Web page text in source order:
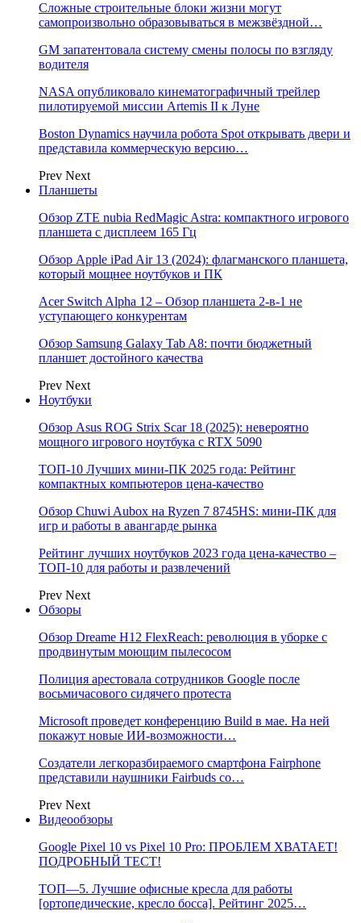
Сложные строительные блоки жизни могут
самопроизвольно образовываться в межзвёздной…
GM запатентовала систему смены полосы по взгляду
водителя
NASA опубликовало кинематографичный трейлер
пилотируемой миссии Artemis II к Луне
Boston Dynamics научила робота Spot открывать двери и
представила коммерческую версию…
Prev Next
Планшеты
Обзор ZTE nubia RedMagic Astra: компактного игрового
планшета с дисплеем 165 Гц
Обзор Apple iPad Air 13 (2024): флагманского планшета,
который мощнее ноутбуков и ПК
Acer Switch Alpha 12 – Обзор планшета 2-в-1 не
уступающего конкурентам
Обзор Samsung Galaxy Tab A8: почти бюджетный
планшет достойного качества
Prev Next
Ноутбуки
Обзор Asus ROG Strix Scar 18 (2025): невероятно
мощного игрового ноутбука с RTX 5090
ТОП-10 Лучших мини-ПК 2025 года: Рейтинг
компактных компьютеров цена-качество
Обзор Chuwi Aubox на Ryzen 7 8745HS: мини-ПК для
игр и работы в авангарде рынка
Рейтинг лучших ноутбуков 2023 года цена-качество –
ТОП-10 для работы и развлечений
Prev Next
Обзоры
Обзор Dreame H12 FlexReach: революция в уборке с
продвинутым моющим пылесосом
Полиция арестовала сотрудников Google после
восьмичасового сидячего протеста
Microsoft проведет конференцию Build в мае. На ней
покажут новые ИИ-возможности…
Создатели легкоразбираемого смартфона Fairphone
представили наушники Fairbuds со…
Prev Next
Видеообзоры
Google Pixel 10 vs Pixel 10 Pro: ПРОБЛЕМ ХВАТАЕТ!
ПОДРОБНЫЙ ТЕСТ!
ТОП—5. Лучшие офисные кресла для работы
[ортопедические, кресло босса]. Рейтинг 2025…